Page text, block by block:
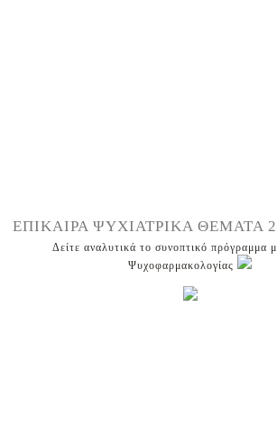
ΕΠΙΚΑΙΡΑ ΨΥΧΙΑΤΡΙΚΑ ΘΕΜΑΤΑ
Δείτε αναλυτικά το συνοπτικό πρόγραμμα
Ψυχοφαρμακολογίας